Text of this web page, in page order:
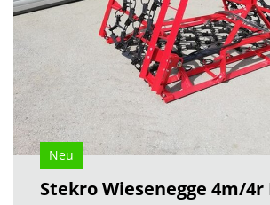
Neu
Stekro Wiesenegge 4m/4r